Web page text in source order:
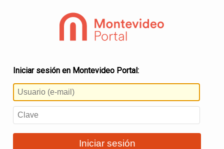
Iniciar sesión en Montevideo Portal:
Iniciar sesión